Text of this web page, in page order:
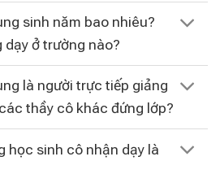
sinh năm bao nhiêu?
dạy ở trường nào?
là người trực tiếp giảng
thầy cô khác đứng lớp?
học sinh cô nhận dạy là